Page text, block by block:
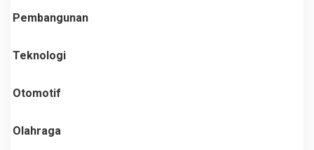
Pembangunan
Teknologi
Otomotif
Olahraga